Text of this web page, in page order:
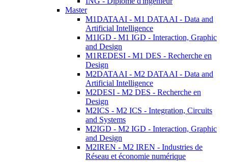
Master
M1DATAAI - M1 DATAAI - Data and
Artificial Intelligence
M1IGD - M1 IGD - Interaction, Graphic
and Design
M1REDESI - M1 DES - Recherche en
Design
M2DATAAI - M2 DATAAI - Data and
Artificial Intelligence
M2DESI - M2 DES - Recherche en
Design
M2ICS - M2 ICS - Integration, Circuits
and Systems
M2IGD - M2 IGD - Interaction, Graphic
and Design
M2IREN - M2 IREN - Industries de
Réseau et économie numérique